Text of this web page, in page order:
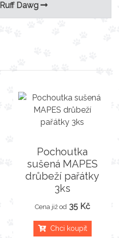
Ruff Dawg
Pochoutka
sušená MAPES
drůbeží pařátky
3ks
Cena již od 35 Kč
Chci koupit